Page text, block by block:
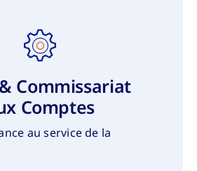
Commissariat
Comptes
au service de la